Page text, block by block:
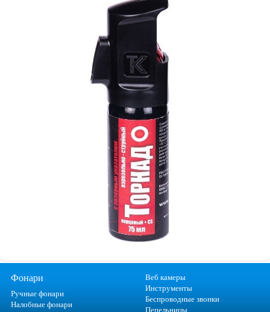
Фонари
Ручные фонари
Налобные фонари
Веб камеры
Инструменты
Беспроводные звонки
Пепельницы